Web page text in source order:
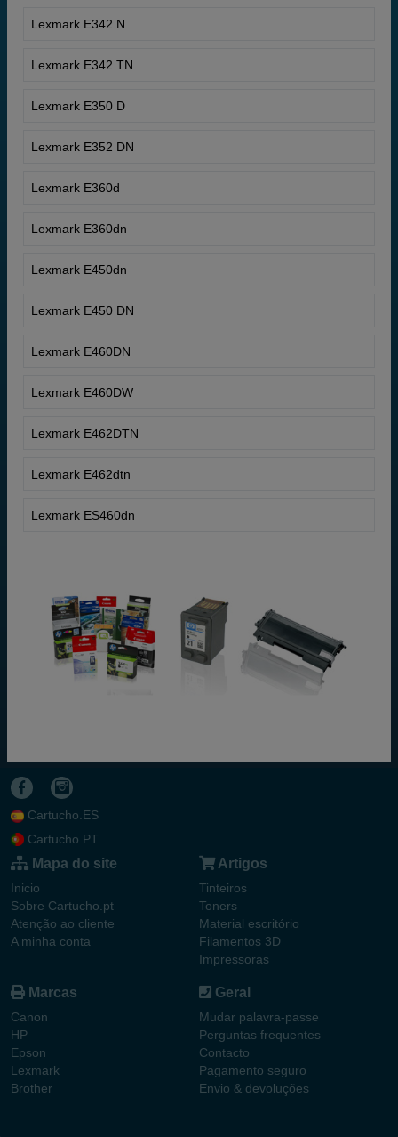
Lexmark E342 N
Lexmark E342 TN
Lexmark E350 D
Lexmark E352 DN
Lexmark E360d
Lexmark E360dn
Lexmark E450dn
Lexmark E450 DN
Lexmark E460DN
Lexmark E460DW
Lexmark E462DTN
Lexmark E462dtn
Lexmark ES460dn
Cartucho.ES
Cartucho.PT
Mapa do site
Inicio
Sobre Cartucho.pt
Atenção ao cliente
A minha conta
Artigos
Tinteiros
Toners
Material escritório
Filamentos 3D
Impressoras
Marcas
Canon
HP
Epson
Lexmark
Brother
Geral
Mudar palavra-passe
Perguntas frequentes
Contacto
Pagamento seguro
Envio & devoluções